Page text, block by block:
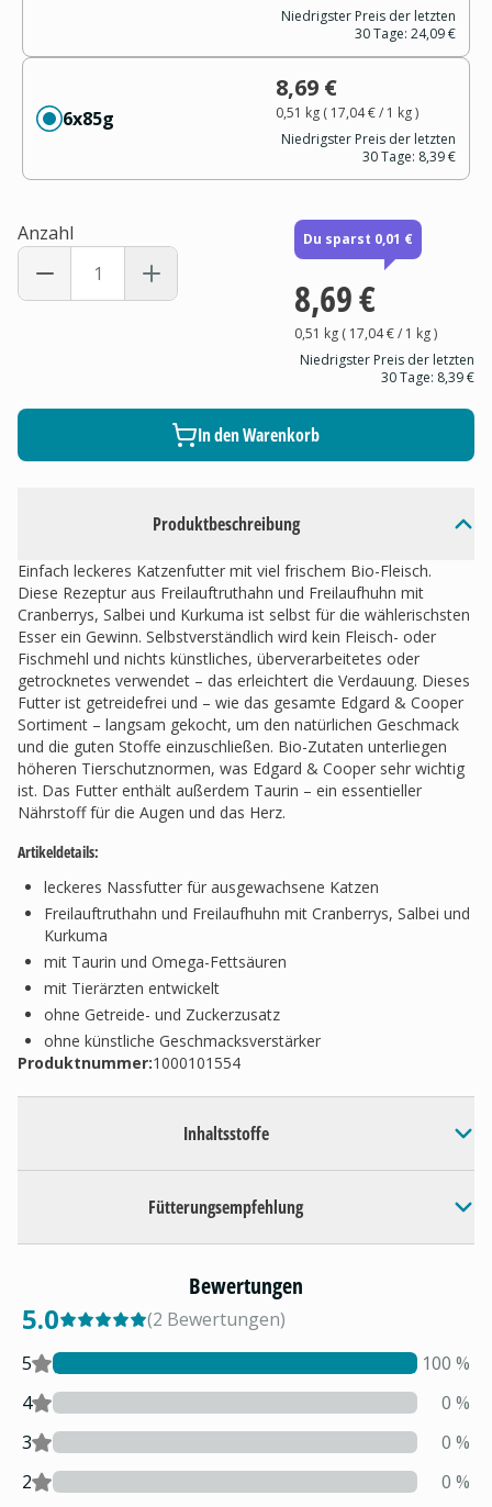
Produktbeschreibung
Einfach leckeres Katzenfutter mit viel frischem Bio-Fleisch.
Diese Rezeptur aus Freilauftruthahn und Freilaufhuhn mit
Cranberrys, Salbei und Kurkuma ist selbst für die wählerischsten
Esser ein Gewinn. Selbstverständlich wird kein Fleisch- oder
Fischmehl und nichts künstliches, überverarbeitetes oder
getrocknetes verwendet – das erleichtert die Verdauung. Dieses
Futter ist getreidefrei und – wie das gesamte Edgard & Cooper
Sortiment – langsam gekocht, um den natürlichen Geschmack
und die guten Stoffe einzuschließen. Bio-Zutaten unterliegen
höheren Tierschutznormen, was Edgard & Cooper sehr wichtig
ist. Das Futter enthält außerdem Taurin – ein essentieller
Nährstoff für die Augen und das Herz.
Artikeldetails:
leckeres Nassfutter für ausgewachsene Katzen
Freilauftruthahn und Freilaufhuhn mit Cranberrys, Salbei und
Kurkuma
mit Taurin und Omega-Fettsäuren
mit Tierärzten entwickelt
ohne Getreide- und Zuckerzusatz
ohne künstliche Geschmacksverstärker
Produktnummer:1000101554
Inhaltsstoffe
Fütterungsempfehlung
Niedrigster Preis der letzten
30 Tage: 24,09 €
6x85g
8,69 €
0,51 kg( 17,04 €/ 1 kg)
Niedrigster Preis der letzten
30 Tage: 8,39 €
Anzahl Du sparst 0,01 €
8,69 €
0,51 kg( 17,04 €/ 1 kg)
Niedrigster Preis der letzten
30 Tage: 8,39 €
In den Warenkorb
Bewertungen
5.0 (2 Bewertungen)
5
100 %
4
0 %
3
0 %
2
0 %